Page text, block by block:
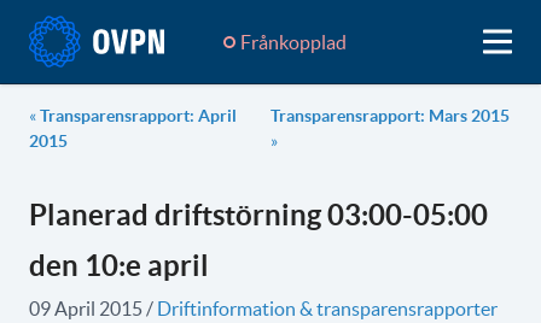
Frånkopplad
«Transparensrapport: April
2015
Transparensrapport: Mars 2015
»
Planerad driftstörning 03:00-05:00
den 10:e april
09 April 2015/ Driftinformation & transparensrapporter